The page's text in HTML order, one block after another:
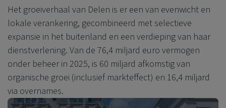
Het groeiverhaal van Delen is er een van evenwicht en
lokale verankering, gecombineerd met selectieve
expansie in het buitenland en een verdieping van haar
dienstverlening. Van de 76,4 miljard euro vermogen
onder beheer in 2025, is 60 miljard afkomstig van
organische groei (inclusief markteffect) en 16,4 miljard
via overnames.